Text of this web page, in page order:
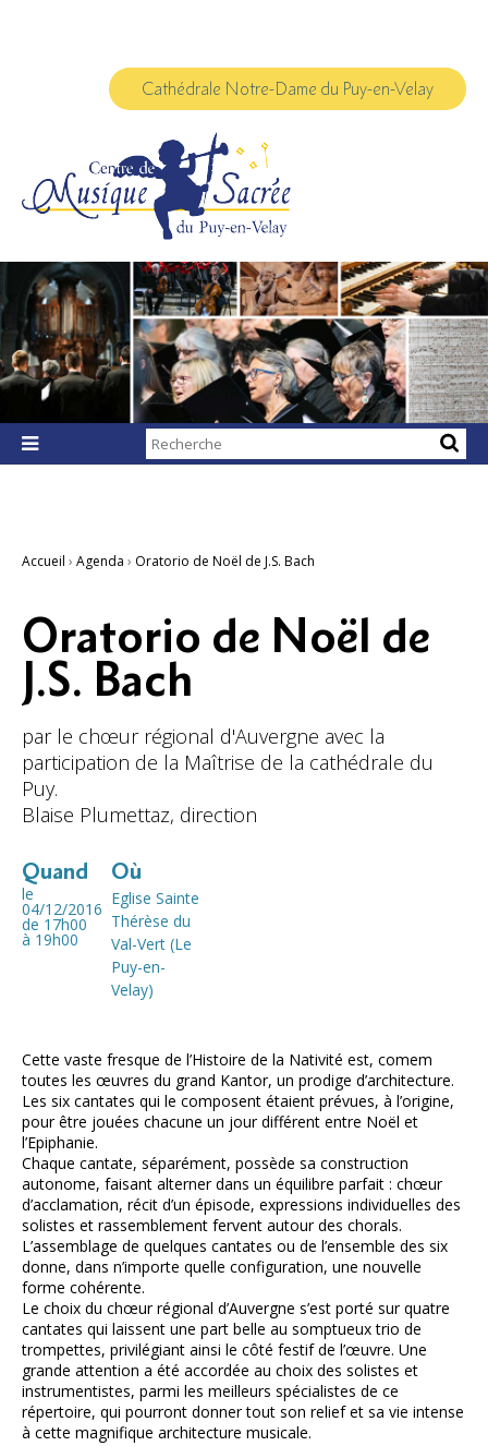
Cathédrale Notre-Dame du Puy-en-Velay

Chercher par
Recherche
Accueil › Agenda › Oratorio de Noël de J.S. Bach
Oratorio de Noël de
J.S. Bach
par le chœur régional d'Auvergne avec la
participation de la Maîtrise de la cathédrale du
Puy.
Blaise Plumettaz, direction
Quand
le
04/12/2016
de 17h00
à 19h00
Où
Eglise Sainte
Thérèse du
Val-Vert (Le
Puy-en-
Velay)
Cette vaste fresque de l’Histoire de la Nativité est, comem
toutes les œuvres du grand Kantor, un prodige d’architecture.
Les six cantates qui le composent étaient prévues, à l’origine,
pour être jouées chacune un jour différent entre Noël et
l’Epiphanie.
Chaque cantate, séparément, possède sa construction
autonome, faisant alterner dans un équilibre parfait : chœur
d’acclamation, récit d’un épisode, expressions individuelles des
solistes et rassemblement fervent autour des chorals.
L’assemblage de quelques cantates ou de l’ensemble des six
donne, dans n’importe quelle configuration, une nouvelle
forme cohérente.
Le choix du chœur régional d’Auvergne s’est porté sur quatre
cantates qui laissent une part belle au somptueux trio de
trompettes, privilégiant ainsi le côté festif de l’œuvre. Une
grande attention a été accordée au choix des solistes et
instrumentistes, parmi les meilleurs spécialistes de ce
répertoire, qui pourront donner tout son relief et sa vie intense
à cette magnifique architecture musicale.